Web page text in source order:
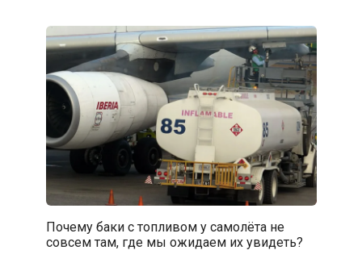
Почему баки с топливом у самолёта не
совсем там, где мы ожидаем их увидеть?